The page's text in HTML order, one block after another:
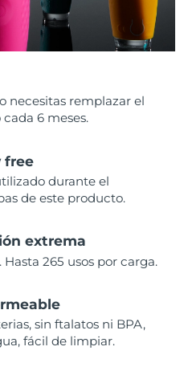
necesitas remplazar el
6 meses.
free
durante el
de este producto.
extrema
265 usos por carga.
sin ftalatos ni BPA,
fácil de limpiar.